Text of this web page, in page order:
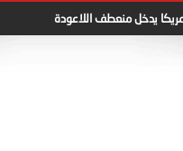
يدخل منعطف اللاعودة